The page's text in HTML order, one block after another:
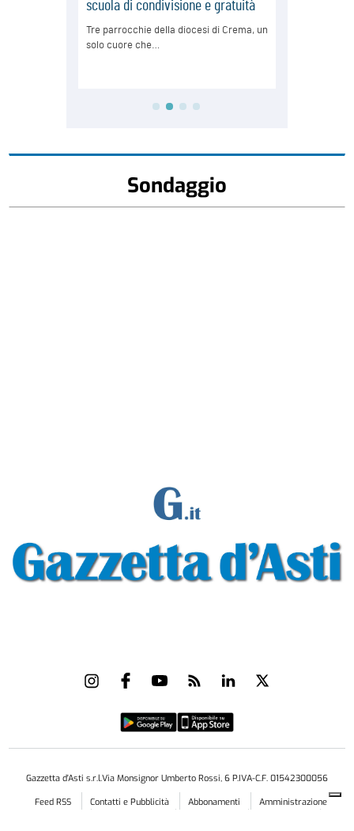
Sondaggio
Gazzetta d'Asti s.r.l.Via Monsignor Umberto Rossi, 6 P.IVA-C.F. 01542300056
Feed RSS
Contatti e Pubblicità Abbonamenti
Amministrazione